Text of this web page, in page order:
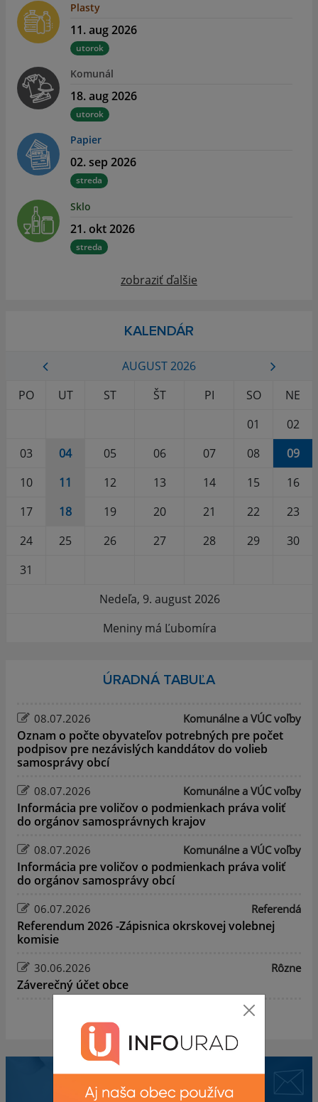
Plasty
11. aug 2026
utorok
Komunál
18. aug 2026
utorok
Papier
02. sep 2026
streda
Sklo
21. okt 2026
streda
zobraziť ďalšie
KALENDÁR
AUGUST 2026
PO
UT ST ŠT PI SO
NE
01
02
03
04 05 06 07 08
09
10
11 12 13 14 15
16
17
18 19 20 21 22
23
24
25 26 27 28 29
30
31
Nedeľa, 9. august 2026
Meniny má Ľubomíra
ÚRADNÁ TABUĽA
08.07.2026 Komunálne a VÚC voľby
Oznam o počte obyvateľov potrebných pre počet
podpisov pre nezávislých kanddátov do volieb
samosprávy obcí
08.07.2026 Komunálne a VÚC voľby
Informácia pre voličov o podmienkach práva voliť
do orgánov samosprávnych krajov
08.07.2026 Komunálne a VÚC voľby
Informácia pre voličov o podmienkach práva voliť
do orgánov samosprávy obcí
06.07.2026 Referendá
Referendum 2026 -Zápisnica okrskovej volebnej
komisie
30.06.2026 Rôzne
Záverečný účet obce
Mobilná aplikácia